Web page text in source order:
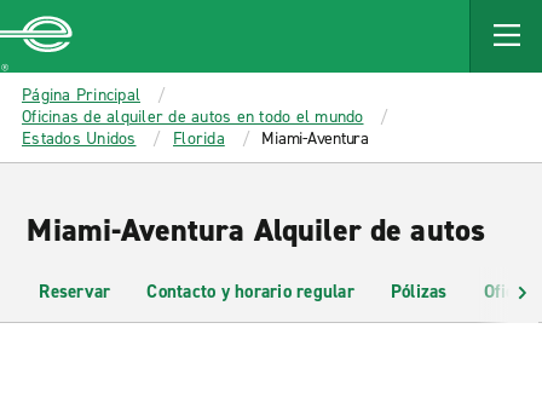
MAIN
CONTENT
Enterprise
Página Principal
Oficinas de alquiler de autos en todo el mundo
Estados Unidos
Florida Miami-Aventura
Miami-Aventura Alquiler de autos
Reservar Contacto y horario regular Pólizas